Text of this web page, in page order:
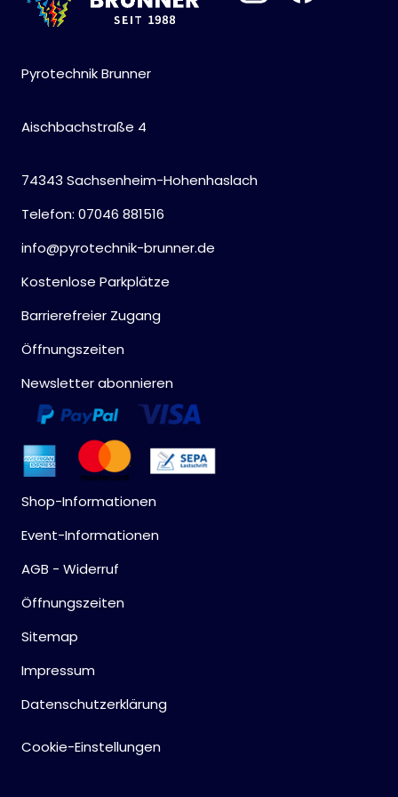
Pyrotechnik Brunner
Aischbachstraße 4
74343 Sachsenheim-Hohenhaslach
Telefon: 07046 881516
info@pyrotechnik-brunner.de
Kostenlose Parkplätze
Barrierefreier Zugang
Öffnungszeiten
Newsletter abonnieren
Shop-Informationen
Event-Informationen
AGB - Widerruf
Öffnungszeiten
Sitemap
Impressum
Datenschutzerklärung
Cookie-Einstellungen